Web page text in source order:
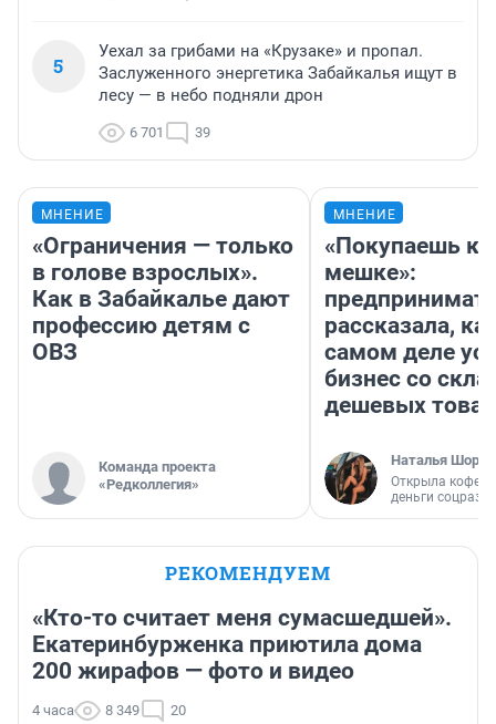
5
Уехал за грибами на «Крузаке» и пропал.
Заслуженного энергетика Забайкалья ищут в
лесу — в небо подняли дрон
6 701 39
МНЕНИЕ
«Ограничения — только
в голове взрослых».
Как в Забайкалье дают
профессию детям с
ОВЗ
Команда проекта
«Редколлегия»
МНЕНИЕ
«Покупаешь
мешке»:
рассказала,
самом деле
бизнес со
дешевых
Наталья
Открыла
деньги
РЕКОМЕНДУЕМ
«Кто-то считает меня сумасшедшей».
Екатеринбурженка приютила дома
200 жирафов — фото и видео
4 часа 8 349 20